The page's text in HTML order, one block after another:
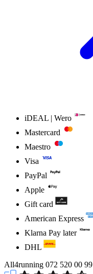
iDEAL | Wero
Mastercard
Maestro
Visa
PayPal
Apple
Gift card
American Express
Klarna Pay later
DHL
All4running 072 520 00 99